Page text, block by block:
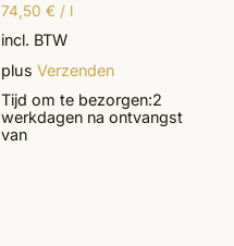
74,50 € / l
incl. BTW
plus Verzenden
Tijd om te bezorgen:2
werkdagen na ontvangst
van